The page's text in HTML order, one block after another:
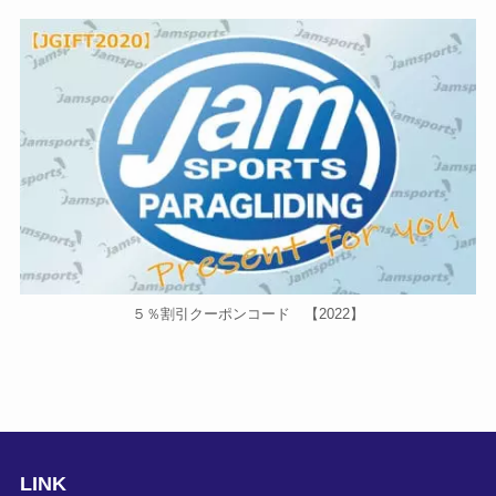
５％割引クーポンコード 【2022】
LINK